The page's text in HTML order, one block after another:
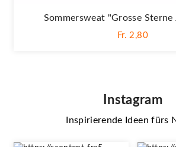
Sommersweat "Grosse Sterne
Fr. 2,80
Instagram
Inspirierende Ideen fürs